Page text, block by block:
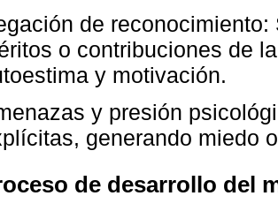
de
o contribuciones de
y motivación.
y presión
generando miedo
de desarrollo del